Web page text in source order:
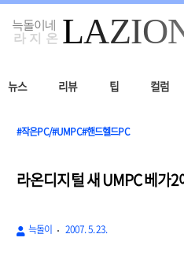
뉴스 리뷰 팁 컬럼
#작은PC/#UMPC#핸드헬드PC
라온디지털 새 UMPC 베가2
늑돌이 2007. 5. 23.